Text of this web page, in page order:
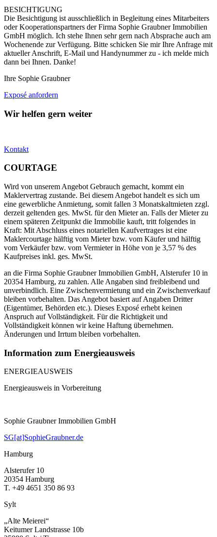
BESICHTIGUNG
Die Besichtigung ist ausschließlich in Begleitung eines Mitarbeiters
oder Kooperationspartners der Firma Sophie Graubner Immobilien
GmbH möglich. Ich stehe Ihnen sehr gern nach Absprache auch am
Wochenende zur Verfügung. Bitte schicken Sie mir Ihre Anfrage mit
aktueller Anschrift, E-Mail und Handynummer zu - ich melde mich
dann bei Ihnen. Danke!
Ihre Sophie Graubner
Exposé anfordern
Wir helfen gern weiter
Kontakt
COURTAGE
Wird von unserem Angebot Gebrauch gemacht, kommt ein
Maklervertrag zustande. Bei diesem Angebot handelt es sich um
eine gewerbliche Anmietung, somit fallen 3 Monatskaltmieten zzgl.
derzeit geltenden ges. MwSt. für den Mieter an. Falls der Mieter zu
einem späteren Zeitpunkt die Immobilie kauft, tritt folgendes in
Kraft: Mit Abschluss eines notariellen Kaufvertrages ist eine
Maklercourtage hälftig vom Mieter bzw. vom Käufer und hälftig
vom Verkäufer bzw. vom Vermieter in Höhe von je 3,57 % des
Kaufpreises inkl. ges. MwSt.
an die Firma Sophie Graubner Immobilien GmbH, Alsterufer 10 in
20354 Hamburg, zu zahlen. Alle Angaben sind freibleibend und
unverbindlich. Eine Zwischenvermietung und ein Zwischenverkauf
bleiben vorbehalten. Das Angebot basiert auf Angaben Dritter
(Eigentümer, Behörden etc.). Dieses Exposé erhebt keinen
Anspruch auf Vollständigkeit. Für die Richtigkeit und
Vollständigkeit können wir keine Haftung übernehmen.
Änderungen und Irrtum bleiben vorbehalten.
Information zum Energieausweis
ENERGIEAUSWEIS
Energieausweis in Vorbereitung
Sophie Graubner Immobilien GmbH
SG[at]SophieGraubner.de
Hamburg
Alsterufer 10
20354 Hamburg
T. +49 4651 350 86 93
Sylt
„Alte Meierei“
Keitumer Landstrasse 10b